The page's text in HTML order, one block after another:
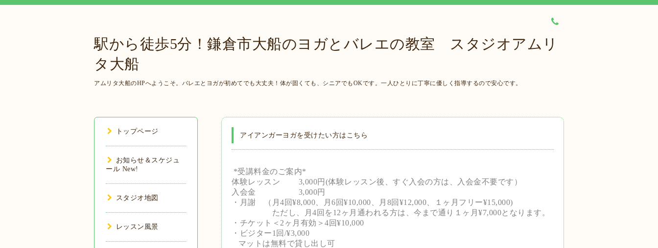
駅から徒歩5分！鎌倉市大船のヨガとバレエの教室 スタジオアムリ
タ大船
アムリタ大船のHPへようこそ。バレエとヨガが初めてでも大丈夫！体が固くても、シニアでもOKです。一人ひとりに丁寧に優しく指導するので安心です。
アイアンガーヨガを受けたい方はこちら
*受講料金のご案内*
体験レッスン 3,000円(体験レッスン後、すぐ入会の方は、入会金不要です）
入会金 3,000円
・月謝 （月4回¥8,000、月6回¥10,000、月8回¥12,000、１ヶ月フリー¥15,000)
ただし、月4回を12ヶ月通われる方は、今まで通り１ヶ月 ¥7,000となります。
・チケット＜2ヶ月有効＞4回¥10,000
・ビジター1回/¥3,000
マットは無料で貸し出し可
トップページ
お知らせ＆スケジュ
ール New!
スタジオ地図
レッスン風景